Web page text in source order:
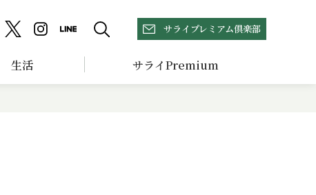
サライプレミアム倶楽部
生活 サライPremium